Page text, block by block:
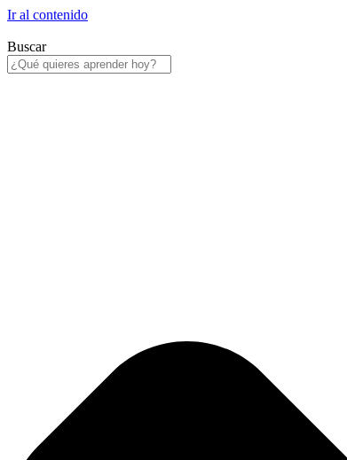
Ir al contenido
Buscar